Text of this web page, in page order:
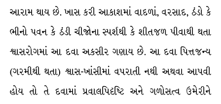
આરામ થાય છે. ખાસ કરી આકાશમાં વાદળાં, વરસાદ, ઠંડો કે
ભીનો પવન કે ઠંડી ચીજોના સ્પર્શથી કે શીતજળ પીવાથી થતા
શ્વાસરોગમાં આ દવા અકસીર ગણાય છે. આ દવા પિત્તજન્ય
(ગરમીથી થતા) શ્વાસ-ખાંસીમાં વપરાતી નથી અથવા આપવી
હોય તો તે દવામાં પ્રવાલપિદૃષ્ટિ અને ગળોસત્વ ઉમેરીને